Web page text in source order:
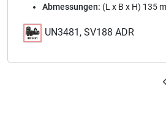
Abmessungen: (L x B x H) 135
UN3481, SV188 ADR